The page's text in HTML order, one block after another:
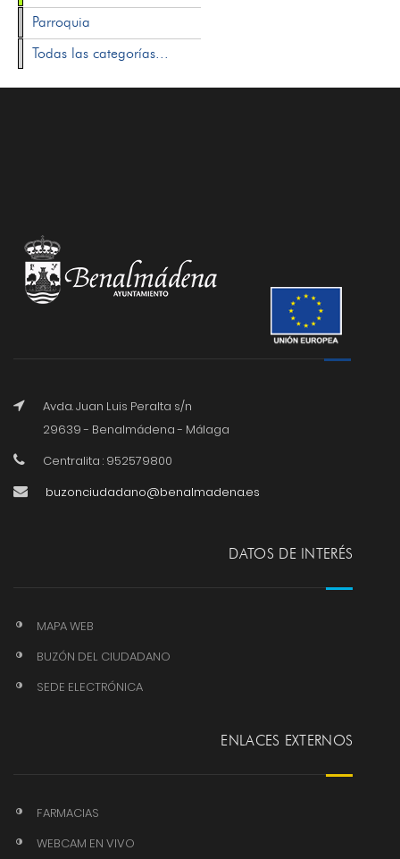
Parroquia
Todas las categorías...
Avda. Juan Luis Peralta s/n
29639 - Benalmádena - Málaga
Centralita : 952579800
buzonciudadano@benalmadena.es
DATOS DE INTERÉS
MAPA WEB
BUZÓN DEL CIUDADANO
SEDE ELECTRÓNICA
ENLACES EXTERNOS
FARMACIAS
WEBCAM EN VIVO